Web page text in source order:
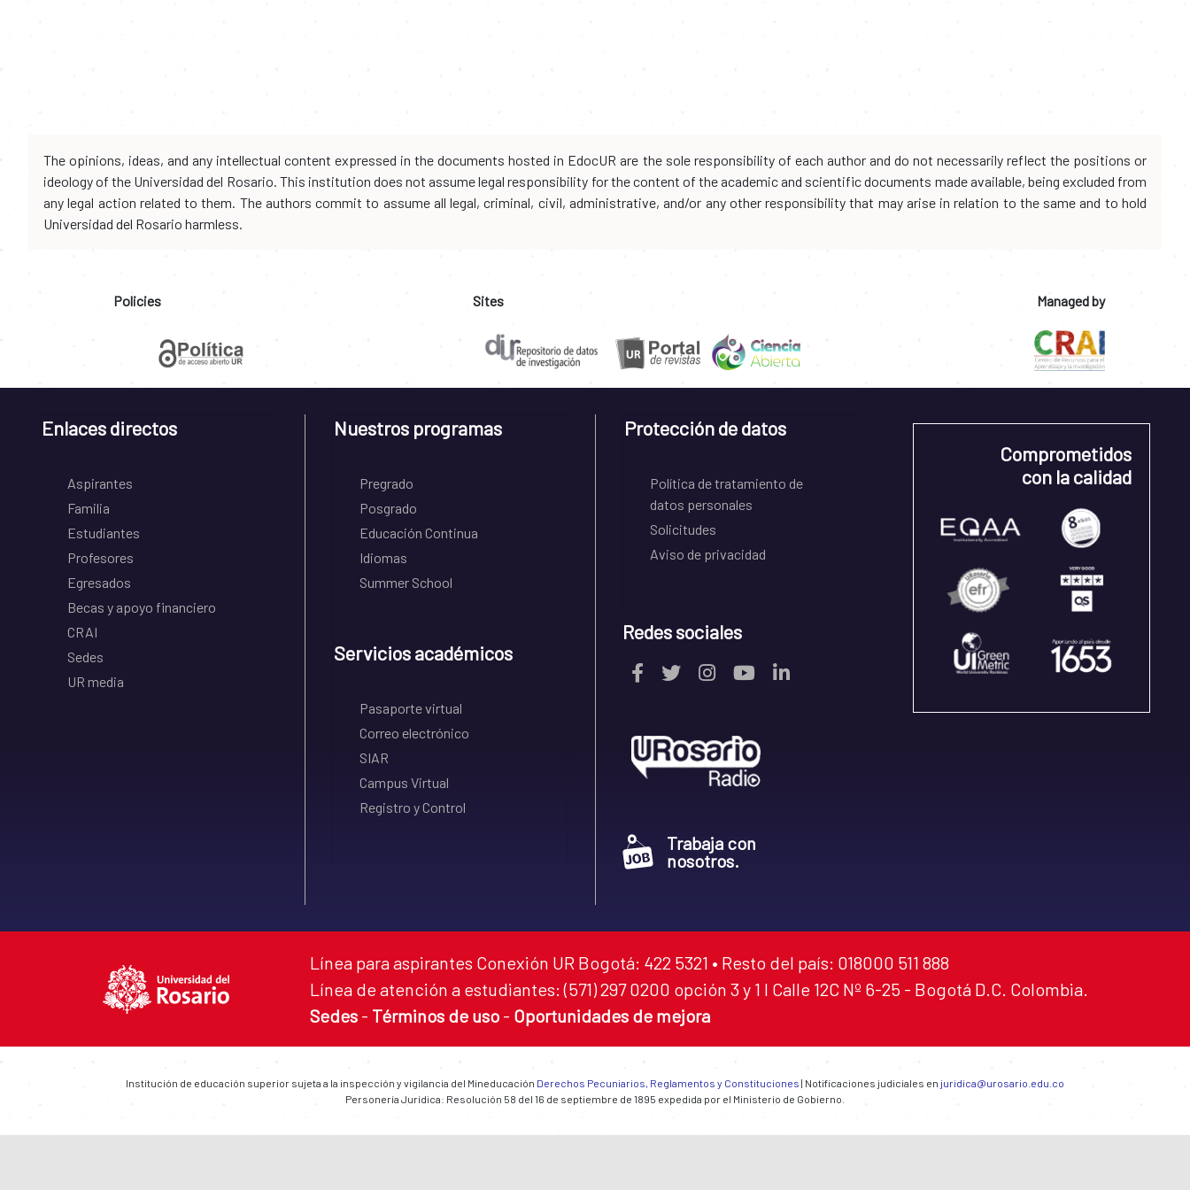
The opinions, ideas, and any intellectual content expressed in the documents hosted in EdocUR are the sole responsibility of each author and do not necessarily reflect the positions or
ideology of the Universidad del Rosario. This institution does not assume legal responsibility for the content of the academic and scientific documents made available, being excluded from
any legal action related to them. The authors commit to assume all legal, criminal, civil, administrative, and/or any other responsibility that may arise in relation to the same and to hold
Universidad del Rosario harmless.
Policies Sites Managed by
Enlaces directos
Aspirantes
Familia
Estudiantes
Profesores
Egresados
Becas y apoyo financiero
CRAI
Sedes
UR media
Nuestros programas
Pregrado
Posgrado
Educación Continua
Idiomas
Summer School
Servicios académicos
Pasaporte virtual
Correo electrónico
SIAR
Campus Virtual
Registro y Control
Protección de datos
Política de tratamiento de
datos personales
Solicitudes
Aviso de privacidad
Redes sociales
Trabaja con
nosotros.
Comprometidos
con la calidad
Línea para aspirantes Conexión UR Bogotá: 422 5321 • Resto del país: 018000 511 888
Línea de atención a estudiantes: (571) 297 0200 opción 3 y 1 I Calle 12C Nº 6-25 - Bogotá D.C. Colombia.
Sedes - Términos de uso - Oportunidades de mejora
Institución de educación superior sujeta a la inspección y vigilancia del Mineducación Derechos Pecuniarios, Reglamentos y Constituciones | Notificaciones judiciales en juridica@urosario.edu.co
Personería Jurídica: Resolución 58 del 16 de septiembre de 1895 expedida por el Ministerio de Gobierno.